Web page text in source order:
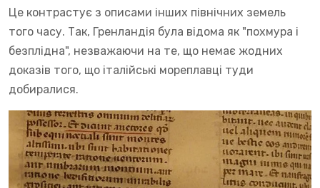
Це контрастує з описами інших північних земель
того часу. Так, Гренландія була відома як "похмура і
безплідна", незважаючи на те, що немає жодних
доказів того, що італійські мореплавці туди
добиралися.